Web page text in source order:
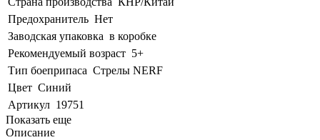
Предохранитель Нет
Заводская упаковка в коробке
Рекомендуемый возраст 5+
Тип боеприпаса Стрелы NERF
Цвет Синий
Артикул 19751
Показать еще
Описание